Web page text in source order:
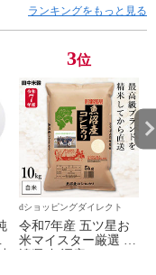
ランキングをもっと見る
3位
dショッピングダイレクト
令和7年産 五ツ星お
米マイスター厳選 新